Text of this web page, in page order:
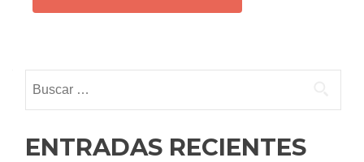
ENTRADAS RECIENTES